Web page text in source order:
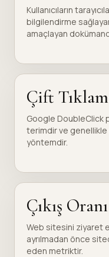
Kullanıcıların
bilgilendirme
amaçlayan
Çift
Google DoubleClick
terimdir ve genellikle
yöntemdir.
Çıkış
Web sitesini ziyaret
ayrılmadan önce
eden metriktir.